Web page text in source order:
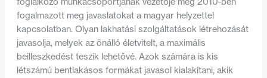
fogalmazott meg javaslatokat a magyar helyzettel
kapcsolatban. Olyan lakhatási szolgáltatások létrehozását
javasolja, melyek az önálló életvitelt, a maximális
beilleszkedést teszik lehetővé. Azok számára is kis
létszámú bentlakásos formákat javasol kialakítani, akik